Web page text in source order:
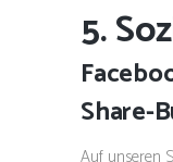
5.
Share-